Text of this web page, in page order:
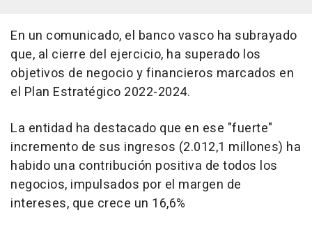
En un comunicado, el banco vasco ha subrayado
que, al cierre del ejercicio, ha superado los
objetivos de negocio y financieros marcados en
el Plan Estratégico 2022-2024.
La entidad ha destacado que en ese "fuerte"
incremento de sus ingresos (2.012,1 millones) ha
habido una contribución positiva de todos los
negocios, impulsados por el margen de
intereses, que crece un 16,6%